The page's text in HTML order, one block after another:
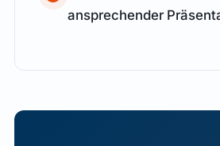
ansprechender